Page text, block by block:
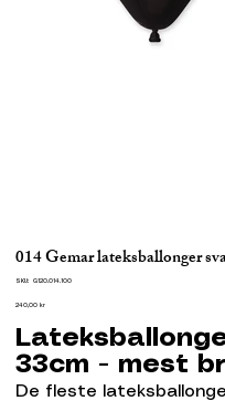
014 Gemar lateksballonger
SKU:
SKU
G120.014.100
Pris
240,00 kr
33cm - mest
De fleste